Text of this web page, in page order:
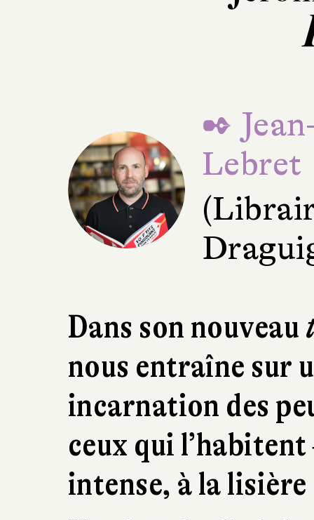
✒
Lebret
Dans son nouveau
nous entraîne sur
incarnation des
ceux qui
intense, à la